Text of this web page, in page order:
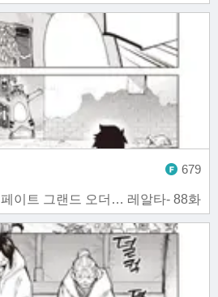
페이트 그랜드 오더… 레알타- 88화
679